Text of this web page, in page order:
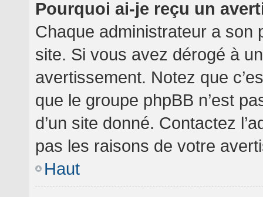
Pourquoi ai-je reçu un
Chaque administrateur a son
site. Si vous avez dérogé à
avertissement. Notez que
que le groupe phpBB n’est
d’un site donné. Contactez
pas les raisons de votre
Haut